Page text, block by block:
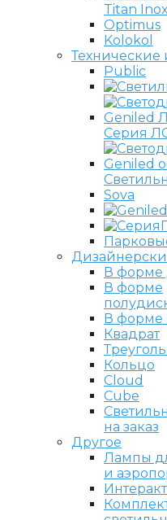
Titan Inox
Optimus
Kolokol
Public
Серия
Sova
В форме
В форме
В форме
Квадрат
Кольцо
Cloud
Cube
на заказ
Другое
Лампы
и